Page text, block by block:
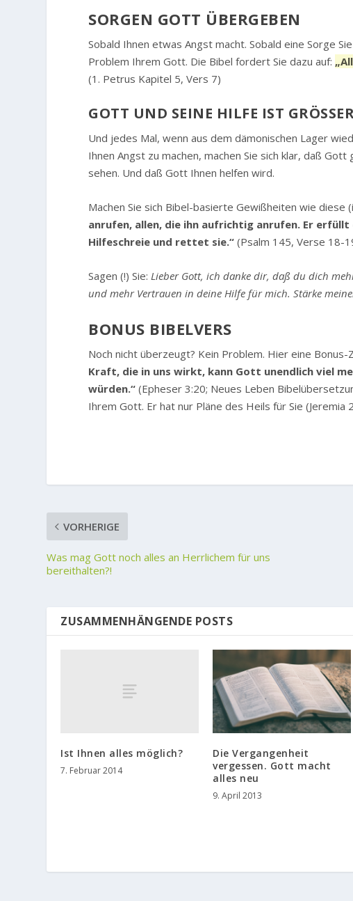
SORGEN GOTT ÜBERGEBEN
Sobald Ihnen etwas Angst macht. Sobald eine Sorge
Problem Ihrem Gott. Die Bibel fordert Sie dazu auf:
(1. Petrus Kapitel 5, Vers 7)
GOTT UND SEINE HILFE IST GRÖSSER
Und jedes Mal, wenn aus dem dämonischen Lager
Ihnen Angst zu machen, machen Sie sich klar, daß
sehen. Und daß Gott Ihnen helfen wird.
Machen Sie sich Bibel-basierte Gewißheiten wie diese
anrufen, allen, die ihn aufrichtig anrufen. Er
Hilfeschreie und rettet sie.“ (Psalm 145, Verse 18-
Sagen (!) Sie:Lieber Gott, ich danke dir, daß du dich
und mehr Vertrauen in deine Hilfe für mich. Stärke
BONUS BIBELVERS
Noch nicht überzeugt? Kein Problem. Hier eine Bonus-
Kraft, die in uns wirkt, kann Gott unendlich viel
würden.“ (Epheser 3:20; Neues Leben
Ihrem Gott. Er hat nur Pläne des Heils für Sie (Jeremia
VORHERIGE
Was mag Gott noch alles an Herrlichem für uns
bereithalten?!
ZUSAMMENHÄNGENDE POSTS
Ist Ihnen alles möglich?
7. Februar 2014
Die Vergangenheit
vergessen. Gott macht
alles neu
9. April 2013